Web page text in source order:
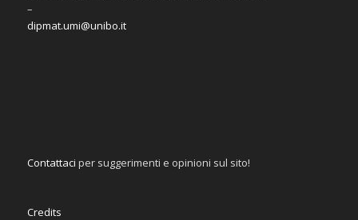
–
dipmat.umi@unibo.it
Contattaci per suggerimenti e opinioni sul sito!
Credits